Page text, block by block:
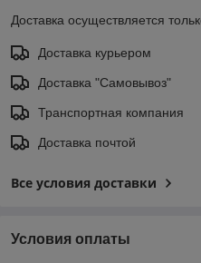
Доставка осуществляется
Доставка курьером
Доставка "Самовывоз"
Транспортная компания
Доставка почтой
Все условия доставки
Условия оплаты